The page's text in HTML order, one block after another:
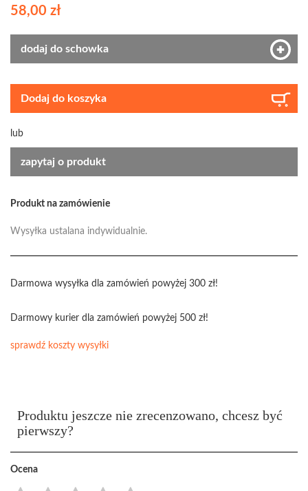
58,00 zł
dodaj do schowka
Dodaj do koszyka
lub
zapytaj o produkt
Produkt na zamówienie
Wysyłka ustalana indywidualnie.
Darmowa wysyłka dla zamówień powyżej 300 zł!
Darmowy kurier dla zamówień powyżej 500 zł!
sprawdź koszty wysyłki
Produktu jeszcze nie zrecenzowano, chcesz być
pierwszy?
Ocena